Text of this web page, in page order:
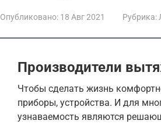
Опубликовано: 18 Авг 2021 Рубрика:
Производители
Чтобы сделать жизнь
приборы, устройства. И для
узнаваемость являются